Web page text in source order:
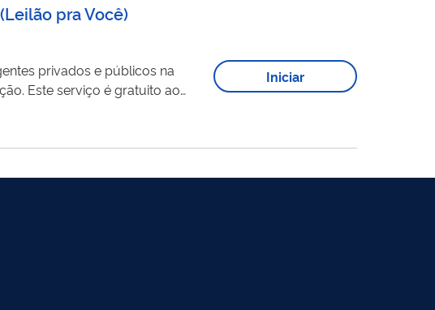
(Leilão pra Você)
privados e públicos na
ao
Iniciar